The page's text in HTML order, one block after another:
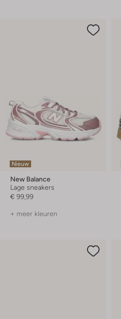
Nieuw
New Balance
Lage sneakers
€ 99,99
+ meer kleuren